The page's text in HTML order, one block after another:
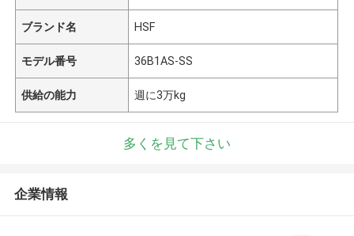
ブランド名 HSF
モデル番号 36B1AS-SS
供給の能力 週に3万kg
多くを見て下さい
企業情報